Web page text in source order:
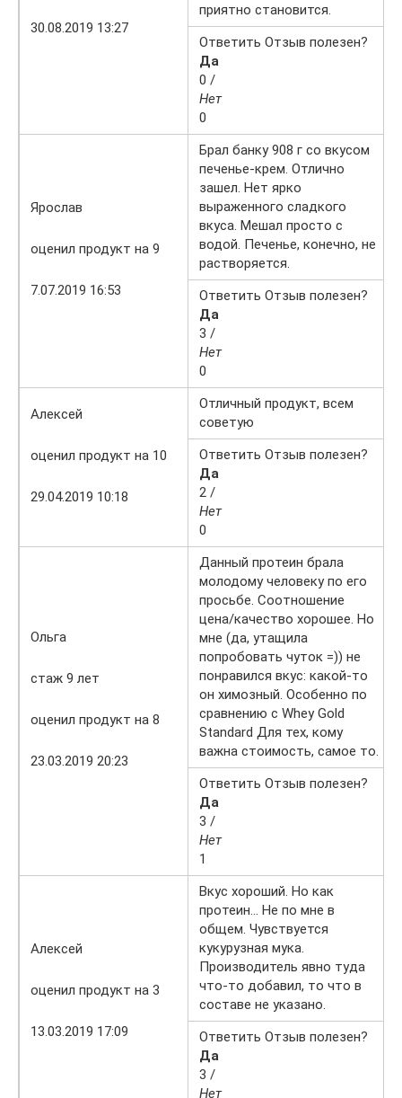
30.08.2019 13:27
приятно становится.
Ответить Отзыв полезен?
Да
0 /
Нет
0
Ярослав
оценил продукт на 9
7.07.2019 16:53
Брал банку 908 г со вкусом
печенье-крем. Отлично
зашел. Нет ярко
выраженного сладкого
вкуса. Мешал просто с
водой. Печенье, конечно, не
растворяется.
Ответить Отзыв полезен?
Да
3 /
Нет
0
Алексей
оценил продукт на 10
29.04.2019 10:18
Отличный продукт, всем
советую
Ответить Отзыв полезен?
Да
2 /
Нет
0
Ольга
стаж 9 лет
оценил продукт на 8
23.03.2019 20:23
Данный протеин брала
молодому человеку по его
просьбе. Соотношение
цена/качество хорошее. Но
мне (да, утащила
попробовать чуток =)) не
понравился вкус: какой-то
он химозный. Особенно по
сравнению с Whey Gold
Standard Для тех, кому
важна стоимость, самое то.
Ответить Отзыв полезен?
Да
3 /
Нет
1
Алексей
оценил продукт на 3
13.03.2019 17:09
Вкус хороший. Но как
протеин… Не по мне в
общем. Чувствуется
кукурузная мука.
Производитель явно туда
что-то добавил, то что в
составе не указано.
Ответить Отзыв полезен?
Да
3 /
Нет